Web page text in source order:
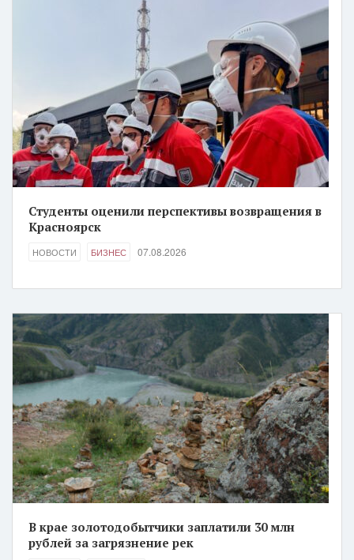
Студенты оценили перспективы возвращения в
Красноярск
НОВОСТИ БИЗНЕС 07.08.2026
В крае золотодобытчики заплатили 30 млн
рублей за загрязнение рек